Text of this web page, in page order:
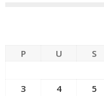
P U S
3
4 5